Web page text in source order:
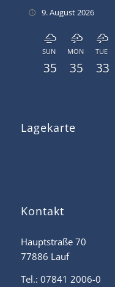
9. August 2026
SUN
35
MON
35
TUE
33
Lagekarte
Kontakt
Hauptstraße 70
77886 Lauf
Tel.: 07841 2006-0